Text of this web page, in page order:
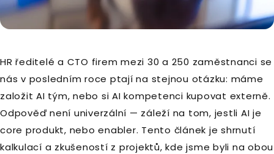
HR ředitelé a CTO firem mezi 30 a 250 zaměstnanci se
nás v posledním roce ptají na stejnou otázku: máme
založit AI tým, nebo si AI kompetenci kupovat externě.
Odpověď není univerzální — záleží na tom, jestli AI je
core produkt, nebo enabler. Tento článek je shrnutí
kalkulací a zkušeností z projektů, kde jsme byli na obou